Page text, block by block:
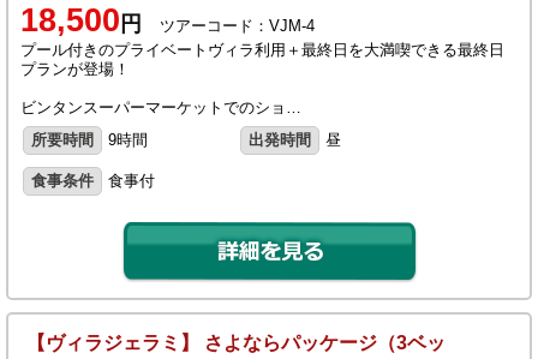
18,500 円
ツアーコード：VJM-4
プール付きのプライベートヴィラ利用＋最終日を大満喫できる最終日
プランが登場！
ビンタンスーパーマーケットでのショ…
所要時間
9時間 出発時間 昼
食事条件 食事付
【ヴィラジェラミ】 さよならパッケージ（3ベッ